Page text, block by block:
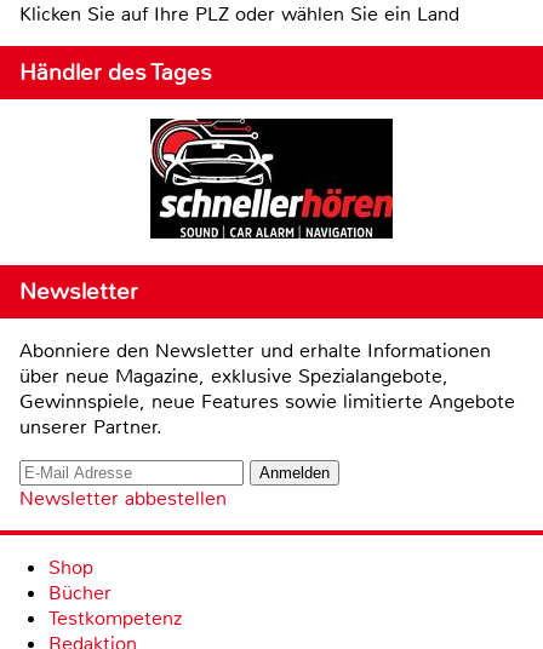
Klicken Sie auf Ihre PLZ oder wählen Sie ein Land
Händler des Tages
Newsletter
Abonniere den Newsletter und erhalte Informationen
über neue Magazine, exklusive Spezialangebote,
Gewinnspiele, neue Features sowie limitierte Angebote
unserer Partner.
Newsletter abbestellen
Shop
Bücher
Testkompetenz
Redaktion